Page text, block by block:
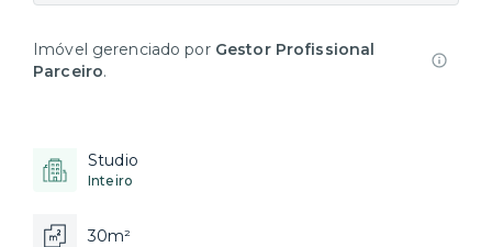
Imóvel gerenciado por Gestor Profissional
Parceiro.
Studio
Inteiro
30m²